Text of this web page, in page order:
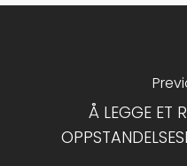
Å LEGGE ET